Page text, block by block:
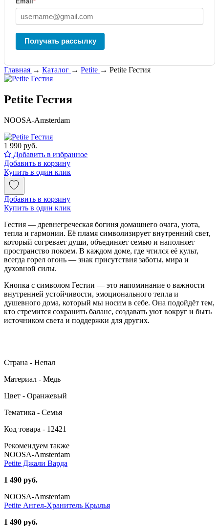
Получать рассылку
Главная → Каталог → Petite → Petite Гестия
Petite Гестия
NOOSA-Amsterdam
1 990 руб.
Добавить в избранное
Добавить в корзину
Купить в один клик
Добавить в корзину
Купить в один клик
Гестия — древнегреческая богиня домашнего очага, уюта,
тепла и гармонии. Её пламя символизирует внутренний свет,
который согревает души, объединяет семью и наполняет
пространство покоем. В каждом доме, где чтился её культ,
всегда горел огонь — знак присутствия заботы, мира и
духовной силы.
Кнопка с символом Гестии — это напоминание о важности
внутренней устойчивости, эмоционального тепла и
душевного дома, который мы носим в себе. Она подойдёт тем,
кто стремится сохранить баланс, создавать уют вокруг и быть
источником света и поддержки для других.
Страна - Непал
Материал - Медь
Цвет - Оранжевый
Тематика - Семья
Код товара - 12421
Рекомендуем также
NOOSA-Amsterdam
Petite Джали Варда
1 490 руб.
NOOSA-Amsterdam
Petite Ангел-Хранитель Крылья
1 490 руб.